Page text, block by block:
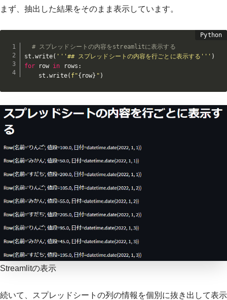
まず、抽出した結果をそのまま表示しています。
# スプレッドシートの内容をstreamlitに表示する
st .write( '''## スプレッドシートの内容を行ごとに表示する''' )
for row in rows :
    st
.write( f"{ row} " )
Streamlitの表示
続いて、スプレッドシートの列の情報を個別に抜き出して表示